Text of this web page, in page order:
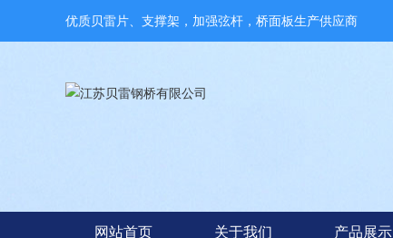
优质贝雷片、支撑架，加强弦杆，桥面板生产供应商
网站首页 关于我们 产品展示